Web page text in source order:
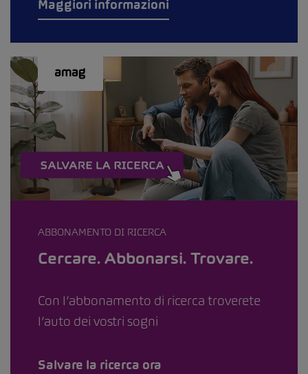
Maggiori informazioni
ABBONAMENTO DI RICERCA
Cercare. Abbonarsi. Trovare.
Con l’abbonamento di ricerca troverete
l’auto dei vostri sogni
Salvare la ricerca ora